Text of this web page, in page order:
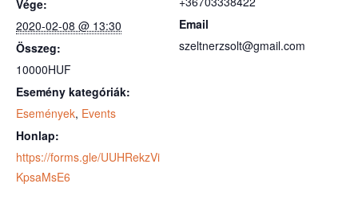
Vége:
2020-02-08 @ 13:30
Összeg:
10000HUF
Esemény kategóriák:
Események, Events
Honlap:
https://forms.gle/UUHRekzVi
KpsaMsE6
Email
szeltnerzsolt@gmail.com